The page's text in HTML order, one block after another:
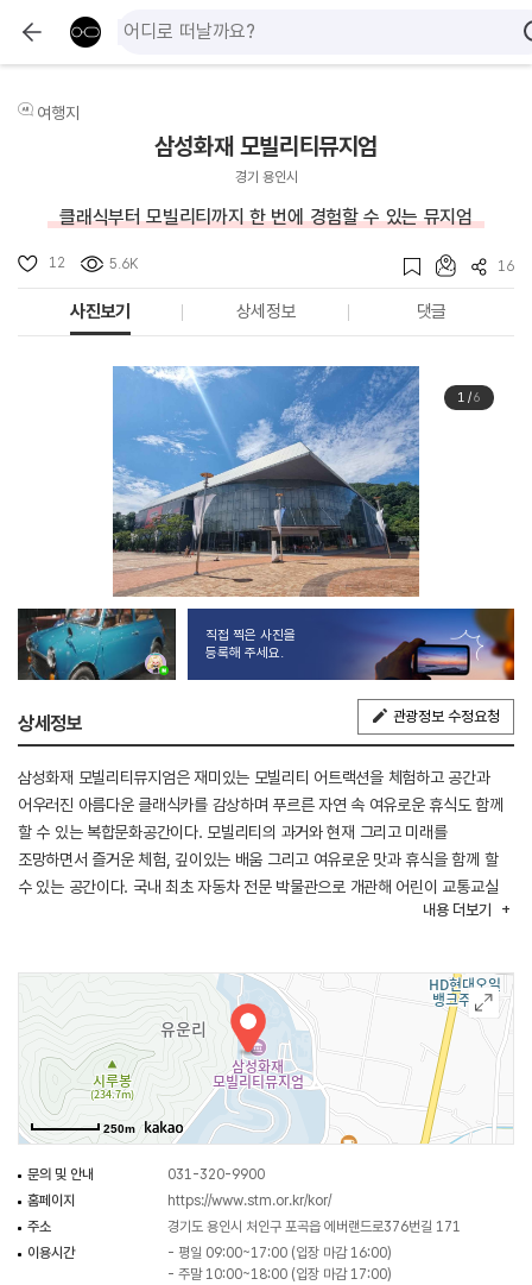
여행지
삼성화재 모빌리티뮤지엄
경기 용인시
클래식부터 모빌리티까지 한 번에 경험할 수 있는 뮤지엄
12 5.6K 16
사진보기 상세정보 댓글
1/6
직접 찍은 사진을
등록해 주세요.
상세정보 관광정보 수정요청
삼성화재 모빌리티뮤지엄은 재미있는 모빌리티 어트랙션을 체험하고 공간과
어우러진 아름다운 클래식카를 감상하며 푸르른 자연 속 여유로운 휴식도 함께
할 수 있는 복합문화공간이다. 모빌리티의 과거와 현재 그리고 미래를
조망하면서 즐거운 체험, 깊이있는 배움 그리고 여유로운 맛과 휴식을 함께 할
수 있는 공간이다. 국내 최초 자동차 전문 박물관으로 개관해 어린이 교통교실
등 안전체험교육을 함께 운영하여 개인뿐 아니라 어린이집, 유치원, 학교 등의
수집가였던 삼성전자 이건희 회장이 삼성교통박물관으로 개관하여 2023년
대대적인 리뉴얼 작업을 거쳐 삼성화재 모빌리티뮤지엄으로 재탄생하였다.
박물관은 클래식카에서 모빌리티로 테마를 확장하고 체험과 복합문화 기능이
강화되어 더욱 다채로운 볼거리와 체험거리를 제공하고 있다. 삼성화재
모빌리티뮤지엄은 2층 건물로 1층에는 모빌리티 상설전시와 특별전시로
구성되어 있다. 친환경, 자율주행, UAM, 드론, 우주여행 등 다양한 모빌리티를
클래식카를 감상할 수 있는 공간으로 자동차 발명 이후 시대별 변화와
발전과정을 살펴볼 수 있다. 야외에는 시승체험 및 드라이빙 체험존이 있다.
체험 프로그램은 실내∙실외 유료체험으로 운영된다. 실내 체험으로는 대형
내용 더보기
250m
문의 및 안내
031-320-9900
홈페이지
https://www.stm.or.kr/kor/
주소
경기도 용인시 처인구 포곡읍 에버랜드로376번길 171
이용시간
- 평일 09:00~17:00 (입장 마감 16:00)
- 주말 10:00~18:00 (입장 마감 17:00)